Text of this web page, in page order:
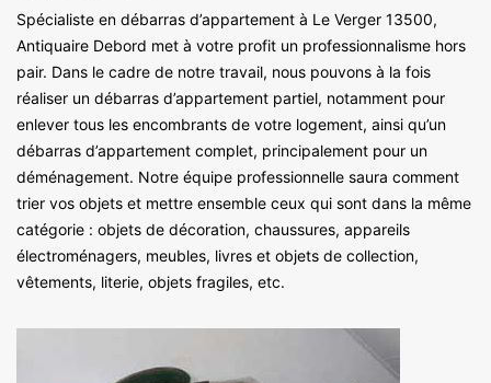
Spécialiste en débarras d’appartement à Le Verger 13500,
Antiquaire Debord met à votre profit un professionnalisme hors
pair. Dans le cadre de notre travail, nous pouvons à la fois
réaliser un débarras d’appartement partiel, notamment pour
enlever tous les encombrants de votre logement, ainsi qu’un
débarras d’appartement complet, principalement pour un
déménagement. Notre équipe professionnelle saura comment
trier vos objets et mettre ensemble ceux qui sont dans la même
catégorie : objets de décoration, chaussures, appareils
électroménagers, meubles, livres et objets de collection,
vêtements, literie, objets fragiles, etc.